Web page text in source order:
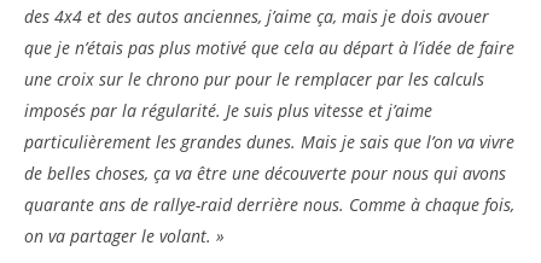
des 4x4 et des autos anciennes, j’aime ça, mais je dois avouer
que je n’étais pas plus motivé que cela au départ à l’idée de faire
une croix sur le chrono pur pour le remplacer par les calculs
imposés par la régularité. Je suis plus vitesse et j’aime
particulièrement les grandes dunes. Mais je sais que l’on va vivre
de belles choses, ça va être une découverte pour nous qui avons
quarante ans de rallye-raid derrière nous. Comme à chaque fois,
on va partager le volant. »